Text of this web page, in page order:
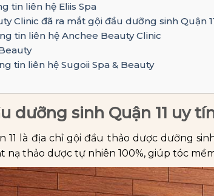
tin liên hệ Eliis Spa
Clinic đã ra mắt gội đầu dưỡng sinh Quận
tin liên hệ Anchee Beauty Clinic
tin liên hệ Sugoii Spa & Beauty
dưỡng sinh Quận 11 uy
11 là địa chỉ gội đầu thảo dược dưỡng
nạ thảo dược tự nhiên 100%, giúp tóc